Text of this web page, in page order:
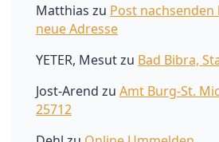
Matthias zu Post nachsenden
neue Adresse
YETER, Mesutzu Bad Bibra,
Jost-Arend zu Amt Burg-St.
25712